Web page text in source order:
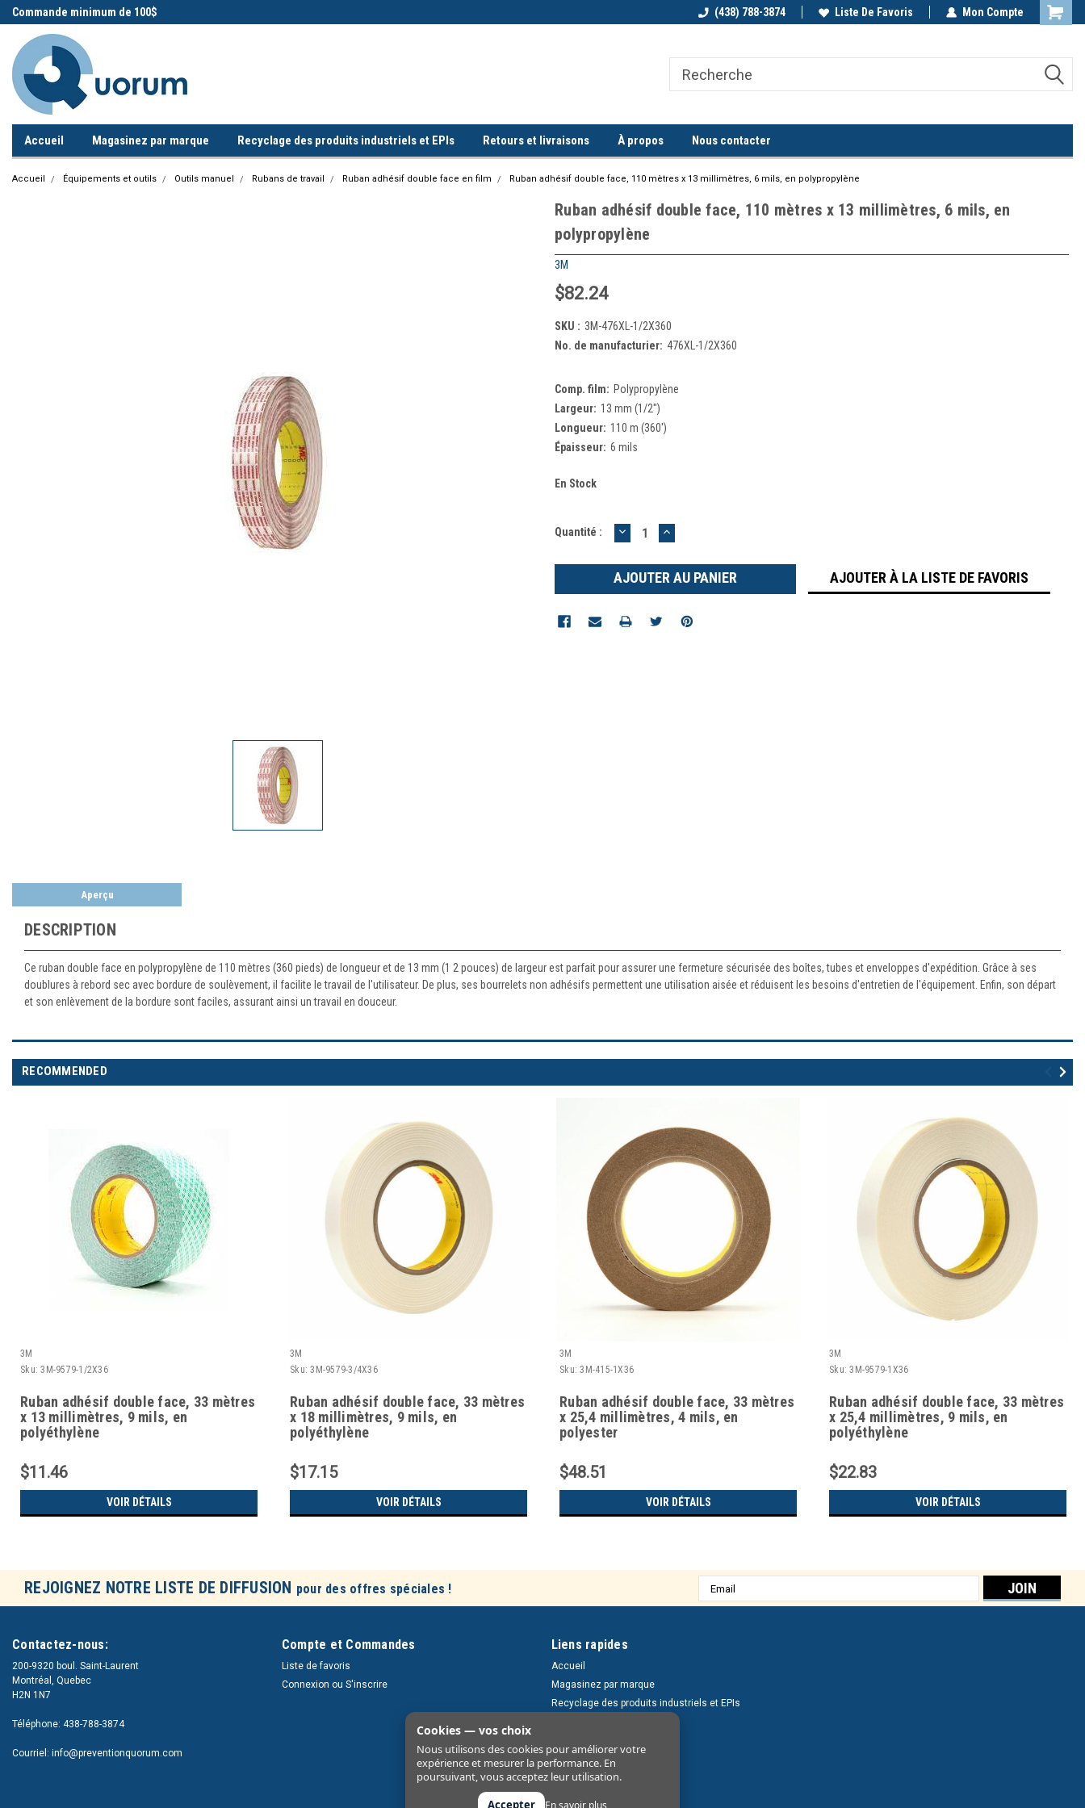
Commande minimum de 100$ Commande minimum de 100$ Appelez-nous!
(438) 788-3874 Liste De Favoris Mon Compte
Accueil Magasinez par marque Recyclage des produits industriels et EPIs Retours et livraisons À propos Nous contacter
Accueil Équipements et outils Outils manuel Rubans de travail Ruban adhésif double face en film Ruban adhésif double face, 110 mètres x 13 millimètres, 6 mils, en polypropylène
Ruban adhésif double face, 110 mètres x 13 millimètres, 6 mils, en
polypropylène
3M
$82.24
SKU : 3M-476XL-1/2X360
No. de manufacturier: 476XL-1/2X360
Comp. film: Polypropylène
Largeur: 13 mm (1/2")
Longueur: 110 m (360')
Épaisseur: 6 mils
En Stock
Quantité : DIMINUER
LA
:
AUGMENTER
LA
:
AJOUTER À LA LISTE DE FAVORIS
Aperçu
DESCRIPTION
Ce ruban double face en polypropylène de 110 mètres (360 pieds) de longueur et de 13 mm (1 2 pouces) de largeur est parfait pour assurer une fermeture sécurisée des boîtes, tubes et enveloppes d'expédition. Grâce à ses
doublures à rebord sec avec bordure de soulèvement, il facilite le travail de l'utilisateur. De plus, ses bourrelets non adhésifs permettent une utilisation aisée et réduisent les besoins d'entretien de l'équipement. Enfin, son départ
et son enlèvement de la bordure sont faciles, assurant ainsi un travail en douceur.
RECOMMENDED
3M
Sku: 3M-9579-1/2X36
Ruban adhésif double face, 33 mètres
x 13 millimètres, 9 mils, en
polyéthylène
$11.46
VOIR DÉTAILS
3M
Sku: 3M-9579-3/4X36
Ruban adhésif double face, 33 mètres
x 18 millimètres, 9 mils, en
polyéthylène
$17.15
VOIR DÉTAILS
3M
Sku: 3M-415-1X36
Ruban adhésif double face, 33 mètres
x 25,4 millimètres, 4 mils, en
polyester
$48.51
VOIR DÉTAILS
3M
Sku: 3M-9579-1X36
Ruban adhésif double face, 33 mètres
x 25,4 millimètres, 9 mils, en
polyéthylène
$22.83
VOIR DÉTAILS
REJOIGNEZ NOTRE LISTE DE DIFFUSION pour des offres spéciales !
Adresse
e-
Contactez-nous:
200-9320 boul. Saint-Laurent
Montréal, Quebec
H2N 1N7
Téléphone: 438-788-3874
Courriel: info@preventionquorum.com
Compte et Commandes
Liste de favoris
Connexion ou S'inscrire
Liens rapides
Accueil
Magasinez par marque
Recyclage des produits industriels et EPIs
Nous contacter
Cookies — vos choix
Nous utilisons des cookies pour améliorer votre
expérience et mesurer la performance. En
poursuivant, vous acceptez leur utilisation.
Accepter
En savoir plus